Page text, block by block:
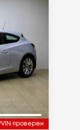
VIN проверен